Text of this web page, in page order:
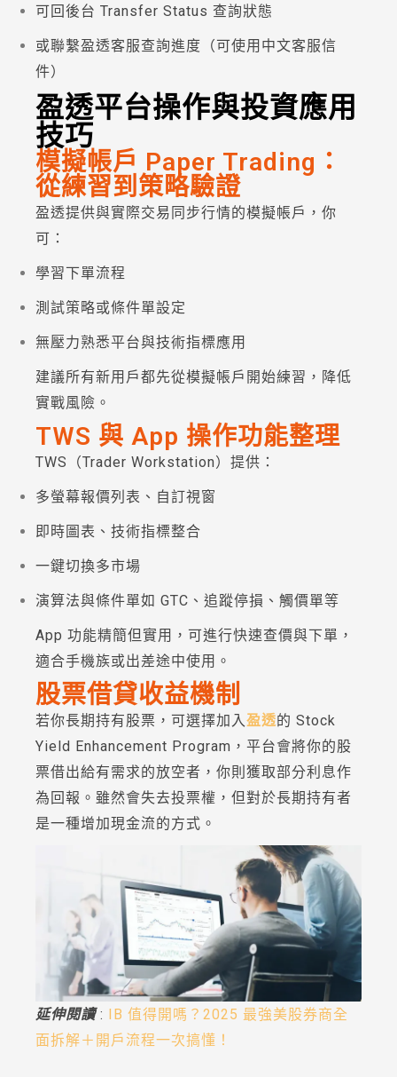
可回後台 Transfer Status 查詢狀態
或聯繫盈透客服查詢進度（可使用中文客服信
件）
盈透平台操作與投資應用
技巧
模擬帳戶 Paper Trading：
從練習到策略驗證
盈透提供與實際交易同步行情的模擬帳戶，你
可：
學習下單流程
測試策略或條件單設定
無壓力熟悉平台與技術指標應用
建議所有新用戶都先從模擬帳戶開始練習，降低
實戰風險。
TWS 與 App 操作功能整理
TWS（Trader Workstation）提供：
多螢幕報價列表、自訂視窗
即時圖表、技術指標整合
一鍵切換多市場
演算法與條件單如 GTC、追蹤停損、觸價單等
App 功能精簡但實用，可進行快速查價與下單，
適合手機族或出差途中使用。
股票借貸收益機制
若你長期持有股票，可選擇加入 盈透的 Stock
Yield Enhancement Program，平台會將你的股
票借出給有需求的放空者，你則獲取部分利息作
為回報。雖然會失去投票權，但對於長期持有者
是一種增加現金流的方式。
延伸閱讀: IB 值得開嗎？2025 最強美股券商全
面拆解＋開戶流程一次搞懂！